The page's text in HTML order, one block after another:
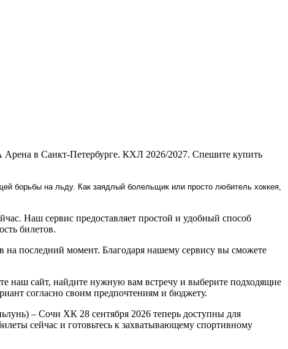
в Санкт-Петербурге. КХЛ 2026/2027. Спешите купить
борьбы на льду. Как заядлый болельщик или просто любитель хоккея,
Наш сервис предоставляет простой и удобный способ
билетов.
последний момент. Благодаря нашему сервису вы сможете
наш сайт, найдите нужную вам встречу и выберите подходящие
согласно своим предпочтениям и бюджету.
– Сочи ХК 28 сентября 2026 теперь доступны для
сейчас и готовьтесь к захватывающему спортивному